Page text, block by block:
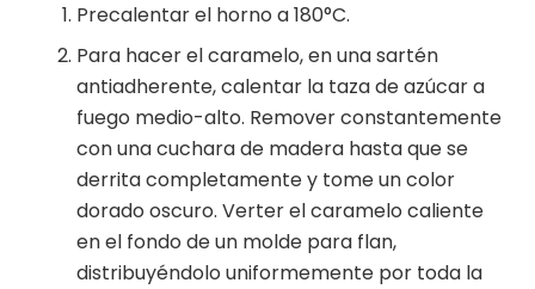
Precalentar el horno a 180°C.
Para hacer el caramelo, en una sartén
antiadherente, calentar la taza de azúcar a
fuego medio-alto. Remover constantemente
con una cuchara de madera hasta que se
derrita completamente y tome un color
dorado oscuro. Verter el caramelo caliente
en el fondo de un molde para flan,
distribuyéndolo uniformemente por toda la